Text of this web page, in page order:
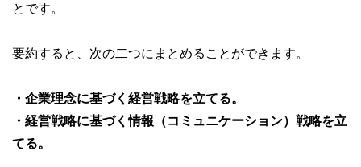
とです。
要約すると、次の二つにまとめることができます。
・企業理念に基づく経営戦略を立てる。
・経営戦略に基づく情報（コミュニケーション）戦略を立
てる。